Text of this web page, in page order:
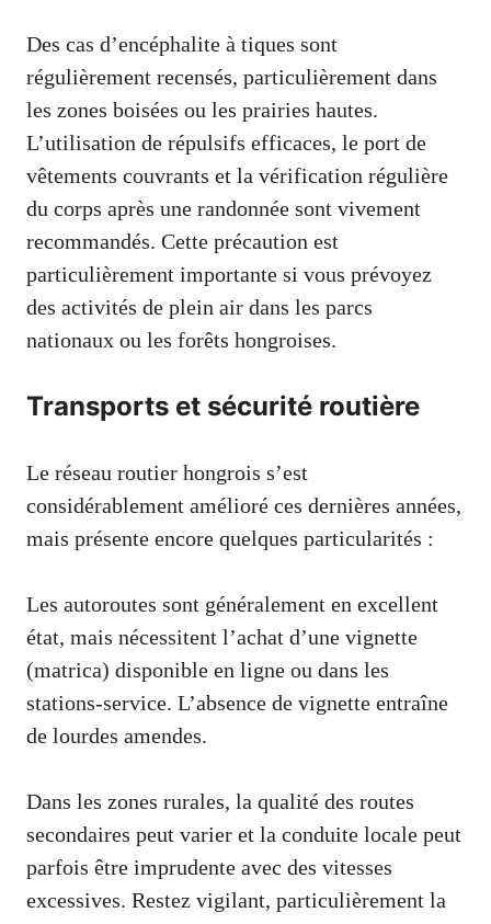
Des cas d’encéphalite à tiques sont
régulièrement recensés, particulièrement dans
les zones boisées ou les prairies hautes.
L’utilisation de répulsifs efficaces, le port de
vêtements couvrants et la vérification régulière
du corps après une randonnée sont vivement
recommandés. Cette précaution est
particulièrement importante si vous prévoyez
des activités de plein air dans les parcs
nationaux ou les forêts hongroises.
Transports et sécurité routière
Le réseau routier hongrois s’est
considérablement amélioré ces dernières années,
mais présente encore quelques particularités :
Les autoroutes sont généralement en excellent
état, mais nécessitent l’achat d’une vignette
(matrica) disponible en ligne ou dans les
stations-service. L’absence de vignette entraîne
de lourdes amendes.
Dans les zones rurales, la qualité des routes
secondaires peut varier et la conduite locale peut
parfois être imprudente avec des vitesses
excessives. Restez vigilant, particulièrement la